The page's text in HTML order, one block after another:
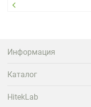
Информация
Каталог
HitekLab